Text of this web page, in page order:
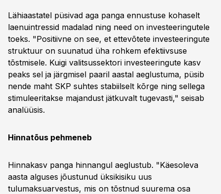
Lähiaastatel püsivad aga panga ennustuse kohaselt
laenuintressid madalad ning need on investeeringutele
toeks. "Positiivne on see, et ettevõtete investeeringute
struktuur on suunatud üha rohkem efektiivsuse
tõstmisele. Kuigi valitsussektori investeeringute kasv
peaks sel ja järgmisel paaril aastal aeglustuma, püsib
nende maht SKP suhtes stabiilselt kõrge ning sellega
stimuleeritakse majandust jätkuvalt tugevasti," seisab
analüüsis.
Hinnatõus pehmeneb
Hinnakasv panga hinnangul aeglustub. "Käesoleva
aasta alguses jõustunud üksikisiku uus
tulumaksuarvestus, mis on tõstnud suurema osa